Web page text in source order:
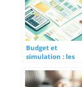
Budget et
simulation : les
stratégies pour
une planification